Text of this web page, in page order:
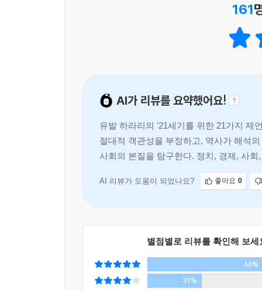
비용은 당신에게 물리지 않겠다.” 그러자 갑자기
서 상황을 오해하고, 아주 드물게는 잘못을 인정
닮은 것이 별로 없을 때가 많다.
161
AI가 리뷰를 요약했어요!
유발 하라리의 '21세기를 위한 21가지 제
절대적 객관성을 부정하고, 역사가 해석
사회의 본질을 탐구한다. 정치, 경제, 사
AI 리뷰가 도움이 되었나요? 좋아요 0
별점별로 리뷰를 확인해 보세
66%
31%